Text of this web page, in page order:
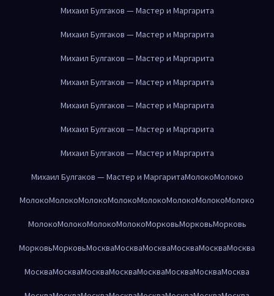
Михаил Булгаков — Мастер и Маргарита
Михаил Булгаков — Мастер и Маргарита
Михаил Булгаков — Мастер и Маргарита
Михаил Булгаков — Мастер и Маргарита
Михаил Булгаков — Мастер и Маргарита
Михаил Булгаков — Мастер и Маргарита
Михаил Булгаков — Мастер и Маргарита
Михаил Булгаков — Мастер и МаргаритаМолокоМолоко
МолокоМолокоМолокоМолокоМолокоМолокоМолокоМолоко
МолокоМолокоМолокоМолокоМорковьМорковьМорковь
МорковьМорковьМоскваМоскваМоскваМоскваМоскваМосква
МоскваМоскваМоскваМоскваМоскваМоскваМоскваМосква